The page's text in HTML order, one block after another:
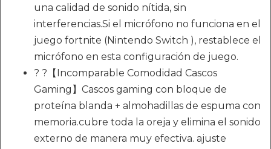
una calidad de sonido nítida, sin
interferencias.Si el micrófono no funciona en el
juego fortnite (Nintendo Switch ), restablece el
micrófono en esta configuración de juego.
? ?【Incomparable Comodidad Cascos
Gaming】Cascos gaming con bloque de
proteína blanda + almohadillas de espuma con
memoria.cubre toda la oreja y elimina el sonido
externo de manera muy efectiva. ajuste